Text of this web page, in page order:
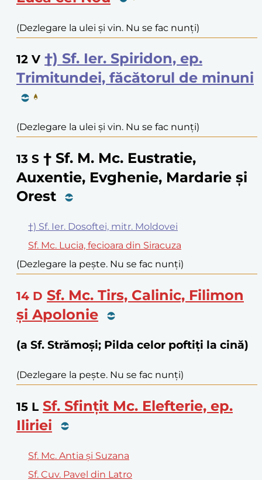
(Dezlegare la ulei și vin. Nu se fac nunți)
12 V †) Sf. Ier. Spiridon, ep.
Trimitundei, făcătorul de minuni
(Dezlegare la ulei și vin. Nu se fac nunți)
13 S † Sf. M. Mc. Eustratie,
Auxentie, Evghenie, Mardarie și
Orest
†) Sf. Ier. Dosoftei, mitr. Moldovei
Sf. Mc. Lucia, fecioara din Siracuza
(Dezlegare la pește. Nu se fac nunți)
14 D Sf. Mc. Tirs, Calinic, Filimon
și Apolonie
(a Sf. Strămoși; Pilda celor poftiți la cină)
(Dezlegare la pește. Nu se fac nunți)
15 L Sf. Sfințit Mc. Elefterie, ep.
Iliriei
Sf. Mc. Antia și Suzana
Sf. Cuv. Pavel din Latro